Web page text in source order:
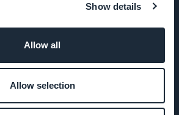
Show details
Allow all
Allow selection